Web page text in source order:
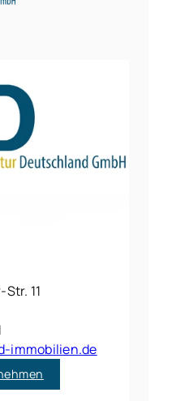
11
immobilien.de